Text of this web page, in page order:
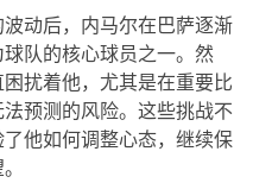
动后，内马尔在巴萨逐渐
队的核心球员之一。然
扰着他，尤其是在重要比
预测的风险。这些挑战不
他如何调整心态，继续保